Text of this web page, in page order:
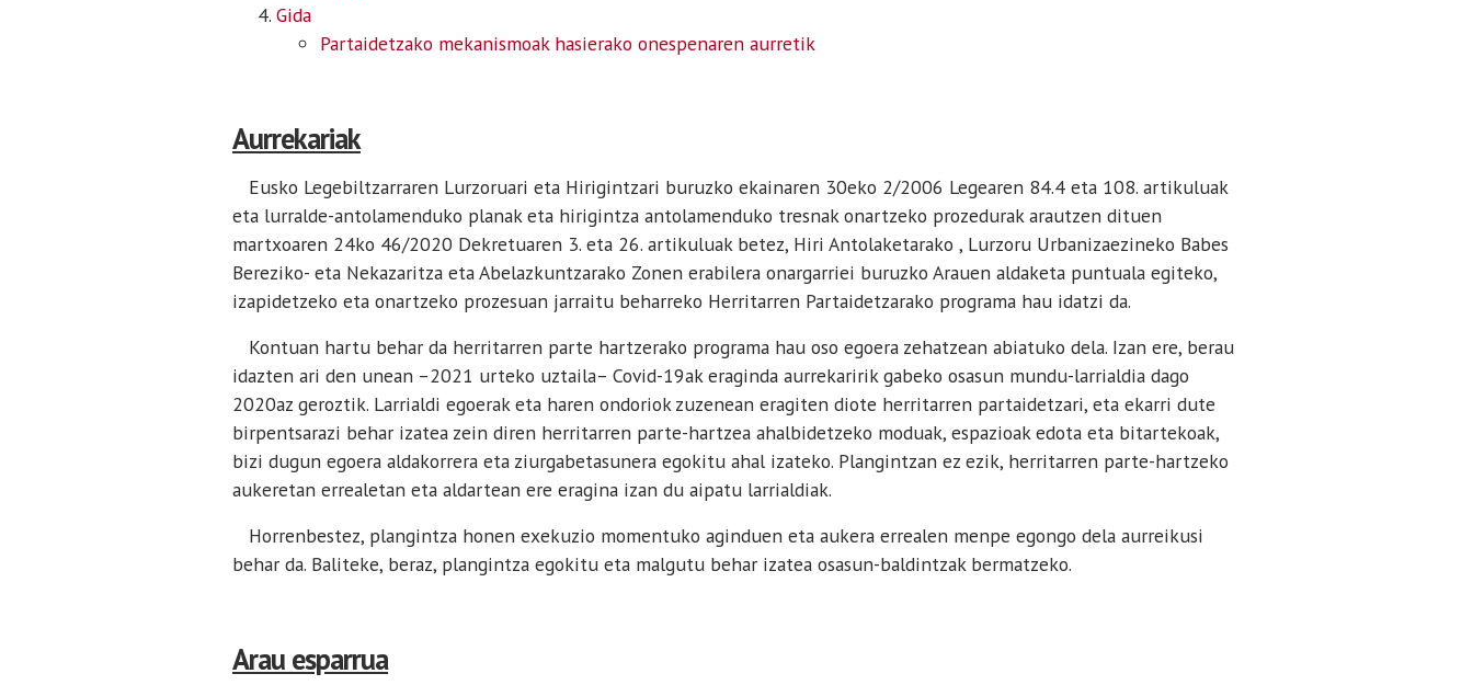
Gida
Partaidetzako mekanismoak hasierako onespenaren aurretik
Aurrekariak
Eusko Legebiltzarraren Lurzoruari eta Hirigintzari buruzko ekainaren 30eko 2/2006 Legearen 84.4 eta 108. artikuluak
eta lurralde-antolamenduko planak eta hirigintza antolamenduko tresnak onartzeko prozedurak arautzen dituen
martxoaren 24ko 46/2020 Dekretuaren 3. eta 26. artikuluak betez, Hiri Antolaketarako , Lurzoru Urbanizaezineko Babes
Bereziko- eta Nekazaritza eta Abelazkuntzarako Zonen erabilera onargarriei buruzko Arauen aldaketa puntuala egiteko,
izapidetzeko eta onartzeko prozesuan jarraitu beharreko Herritarren Partaidetzarako programa hau idatzi da.
Kontuan hartu behar da herritarren parte hartzerako programa hau oso egoera zehatzean abiatuko dela. Izan ere, berau
idazten ari den unean –2021 urteko uztaila– Covid-19ak eraginda aurrekaririk gabeko osasun mundu-larrialdia dago
2020az geroztik. Larrialdi egoerak eta haren ondoriok zuzenean eragiten diote herritarren partaidetzari, eta ekarri dute
birpentsarazi behar izatea zein diren herritarren parte-hartzea ahalbidetzeko moduak, espazioak edota eta bitartekoak,
bizi dugun egoera aldakorrera eta ziurgabetasunera egokitu ahal izateko. Plangintzan ez ezik, herritarren parte-hartzeko
aukeretan errealetan eta aldartean ere eragina izan du aipatu larrialdiak.
Horrenbestez, plangintza honen exekuzio momentuko aginduen eta aukera errealen menpe egongo dela aurreikusi
behar da. Baliteke, beraz, plangintza egokitu eta malgutu behar izatea osasun-baldintzak bermatzeko.
Arau esparrua